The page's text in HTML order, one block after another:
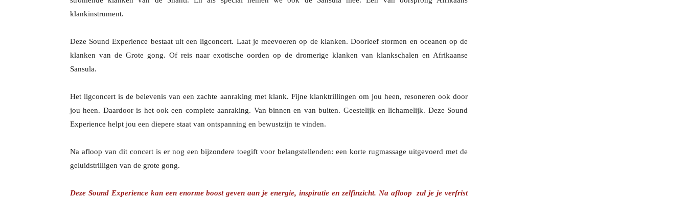
klankinstrument.
Deze Sound Experience bestaat uit een ligconcert. Laat je meevoeren op de klanken. Doorleef stormen en oceanen op de
klanken van de Grote gong. Of reis naar exotische oorden op de dromerige klanken van klankschalen en Afrikaanse
Sansula.
Het ligconcert is de belevenis van een zachte aanraking met klank. Fijne klanktrillingen om jou heen, resoneren ook door
jou heen. Daardoor is het ook een complete aanraking. Van binnen en van buiten. Geestelijk en lichamelijk. Deze Sound
Experience helpt jou een diepere staat van ontspanning en bewustzijn te vinden.
Na afloop van dit concert is er nog een bijzondere toegift voor belangstellenden: een korte rugmassage uitgevoerd met de
geluidstrilligen van de grote gong.
Deze Sound Experience kan een enorme boost geven aan je energie, inspiratie en zelfinzicht. Na afloop zul je je verfrist